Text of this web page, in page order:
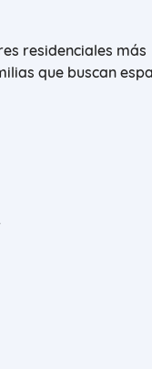
residenciales más
que buscan